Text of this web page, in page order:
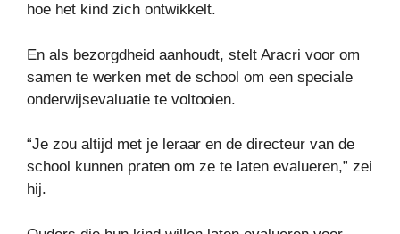
hoe het kind zich ontwikkelt.
En als bezorgdheid aanhoudt, stelt Aracri voor om
samen te werken met de school om een ​​speciale
onderwijsevaluatie te voltooien.
“Je zou altijd met je leraar en de directeur van de
school kunnen praten om ze te laten evalueren,” zei
hij.